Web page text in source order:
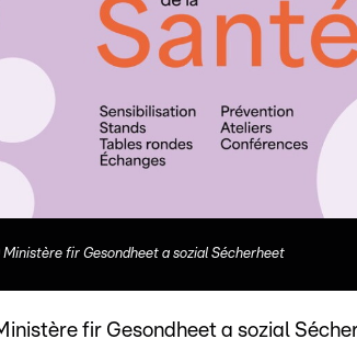
Ministère fir Gesondheet a sozial Sécherheet
fir Gesondheet a sozial